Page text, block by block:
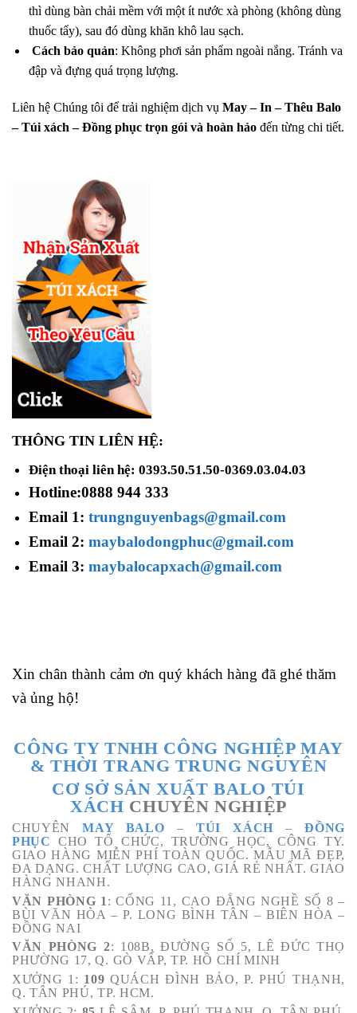
thì dùng bàn chải mềm với một ít nước xà phòng (không dùng
thuốc tẩy), sau đó dùng khăn khô lau sạch.
Cách bảo quản: Không phơi sản phẩm ngoài nắng. Tránh va
đập và đựng quá trọng lượng.
Liên hệ Chúng tôi để trải nghiệm dịch vụ May – In – Thêu Balo
– Túi xách – Đồng phục trọn gói và hoàn hảo đến từng chi tiết.
THÔNG TIN LIÊN HỆ:
Điện thoại liên hệ: 0393.50.51.50-0369.03.04.03
Hotline:0888 944 333
Email 1: trungnguyenbags@gmail.com
Email 2: maybalodongphuc@gmail.com
Email 3: maybalocapxach@gmail.com
Xin chân thành cảm ơn quý khách hàng đã ghé thăm
và ủng hộ!
CÔNG TY TNHH CÔNG NGHIỆP MAY
& THỜI TRANG TRUNG NGUYÊN
CƠ SỞ SẢN XUẤT BALO TÚI
XÁCH CHUYÊN NGHIỆP
CHUYÊNMAY BALO – TÚI XÁCH –ĐỒNG
PHỤC CHO TỔ CHỨC, TRƯỜNG HỌC, CÔNG TY.
GIAO HÀNG MIỄN PHÍ TOÀN QUỐC. MẪU MÃ ĐẸP,
ĐA DẠNG. CHẤT LƯỢNG CAO, GIÁ RẺ NHẤT. GIAO
HÀNG NHANH.
VĂN PHÒNG 1 : CỔNG 11, CAO ĐẲNG NGHỀ SỐ 8 –
BÙI VĂN HÒA – P. LONG BÌNH TÂN – BIÊN HÒA –
ĐỒNG NAI
VĂN PHÒNG 2: 108B, ĐƯỜNG SỐ 5, LÊ ĐỨC THỌ
PHƯỜNG 17, Q. GÒ VẤP, TP. HỒ CHÍ MINH
XƯỞNG 1: 109QUÁCH ĐÌNH BẢO, P. PHÚ THẠNH,
Q. TÂN PHÚ, TP. HCM.